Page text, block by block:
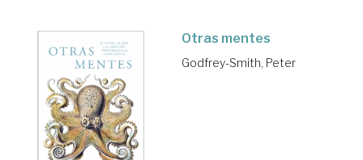
Otras mentes
Godfrey-Smith, Peter